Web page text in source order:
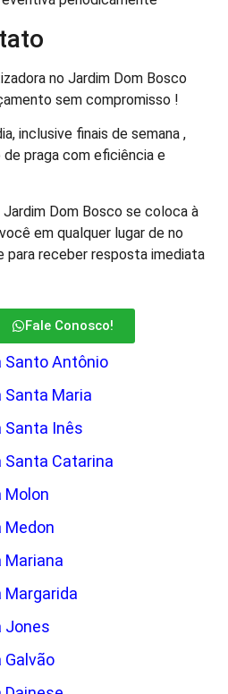
no Jardim Dom Bosco
sem compromisso !
inclusive finais de semana ,
praga com eficiência e
Dom Bosco se coloca à
em qualquer lugar de no
para receber resposta imediata
Fale Conosco!
Santo Antônio
Santa Maria
Santa Inês
Santa Catarina
Molon
Medon
Mariana
Margarida
Jones
Galvão